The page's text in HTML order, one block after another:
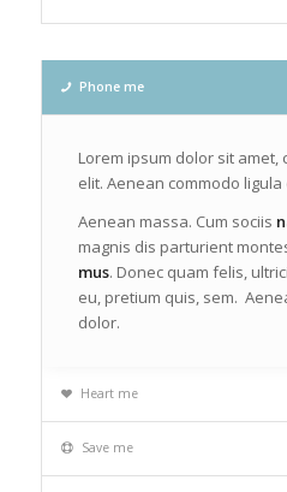
Phone me
Lorem ipsum dolor sit
elit. Aenean commodo
Aenean massa. Cum sociis
magnis dis parturient
mus. Donec quam felis,
eu, pretium quis, sem.
dolor.
Heart me
Save me